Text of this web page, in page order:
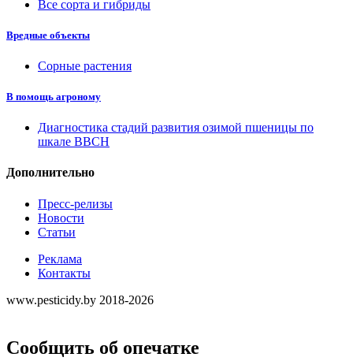
Все сорта и гибриды
Вредные объекты
Сорные растения
В помощь агроному
Диагностика стадий развития озимой пшеницы по
шкале ВВСН
Дополнительно
Пресс-релизы
Новости
Статьи
Реклама
Контакты
www.pesticidy.by 2018-2026
Сообщить об опечатке